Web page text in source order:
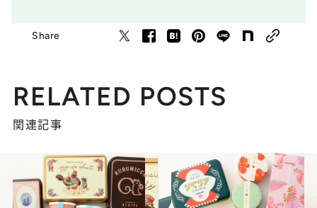
Share
RELATED POSTS
関連記事